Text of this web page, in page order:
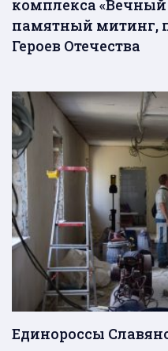
комплекса
памятный митинг,
Героев Отечества
Единороссы